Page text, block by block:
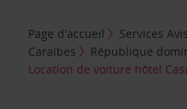
Page d'accueil Services Avis
Caraïbes
République
Location de voiture hôtel